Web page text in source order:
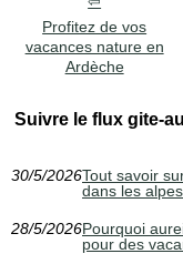
Profitez de vos
vacances nature en
Ardèche
Suivre le flux gite-
30/5/2026Tout savoir
dans les
28/5/2026Pourquoi
pour des